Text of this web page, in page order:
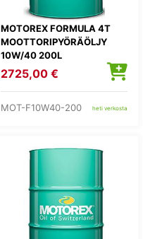
MOTOREX FORMULA 4T
MOOTTORIPYÖRÄÖLJY
10W/40 200L
2725,00 €
MOT-F10W40-200 heti verkosta